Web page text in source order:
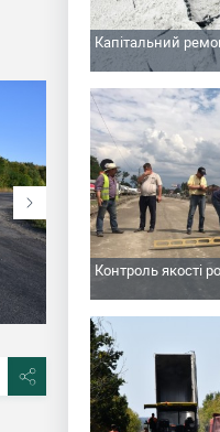
Капітальний
Контроль якості